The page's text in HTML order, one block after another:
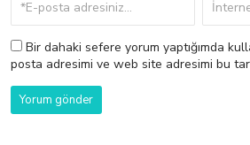
Bir dahaki sefere yorum yaptığımda
posta adresimi ve web site adresimi bu